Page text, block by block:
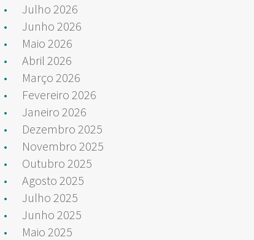
Julho 2026
Junho 2026
Maio 2026
Abril 2026
Março 2026
Fevereiro 2026
Janeiro 2026
Dezembro 2025
Novembro 2025
Outubro 2025
Agosto 2025
Julho 2025
Junho 2025
Maio 2025